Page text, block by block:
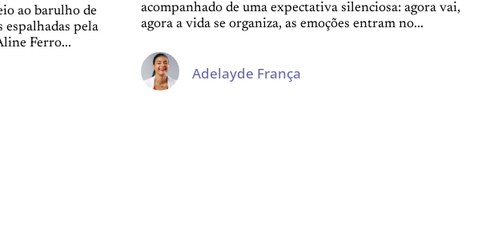
ao barulho de
espalhadas pela
Ferro...
acompanhado de uma expectativa silenciosa: agora vai,
agora a vida se organiza, as emoções entram no...
Adelayde França